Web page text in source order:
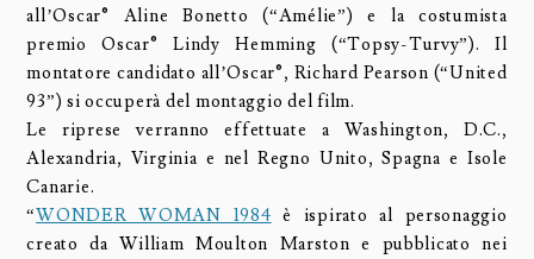
all’Oscar® Aline Bonetto (“Amélie”) e la costumista
premio Oscar® Lindy Hemming (“Topsy-Turvy”). Il
montatore candidato all’Oscar®, Richard Pearson (“United
93”) si occuperà del montaggio del film.
Le riprese verranno effettuate a Washington, D.C.,
Alexandria, Virginia e nel Regno Unito, Spagna e Isole
Canarie.
“WONDER WOMAN 1984 è ispirato al personaggio
creato da William Moulton Marston e pubblicato nei